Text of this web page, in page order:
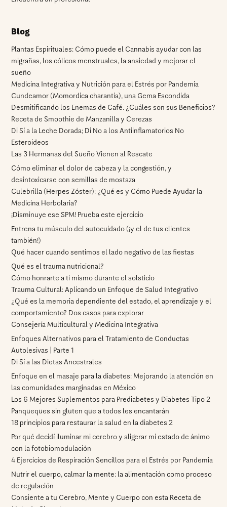
Blog
Plantas Espirituales: Cómo puede el Cannabis ayudar con las
migrañas, los cólicos menstruales, la ansiedad y mejorar el
sueño
Medicina Integrativa y Nutrición para el Estrés por Pandemia
Cundeamor (Momordica charantia), una Gema Escondida
Desmitificando los Enemas de Café. ¿Cuáles son sus Beneficios?
Receta de Smoothie de Manzanilla y Cerezas
Di Sí a la Leche Dorada; Di No a los Antiinflamatorios No
Esteroideos
Las 3 Hermanas del Sueño Vienen al Rescate
Cómo eliminar el dolor de cabeza y la congestión, y
desintoxicarse con semillas de mostaza
Culebrilla (Herpes Zóster): ¿Qué es y Cómo Puede Ayudar la
Medicina Herbolaria?
¡Disminuye ese SPM! Prueba este ejercicio
Entrena tu músculo del autocuidado (¡y el de tus clientes
también!)
Qué hacer cuando sentimos el lado negativo de las fiestas
Qué es el trauma nutricional?
Cómo honrarte a ti mismo durante el solsticio
Trauma Cultural: Aplicando un Enfoque de Salud Integrativo
¿Qué es la memoria dependiente del estado, el aprendizaje y el
comportamiento? Dos casos para explorar
Consejería Multicultural y Medicina Integrativa
Enfoques Alternativos para el Tratamiento de Conductas
Autolesivas | Parte 1
Di Sí a las Dietas Ancestrales
Enfoque en el masaje para la diabetes: Mejorando la atención en
las comunidades marginadas en México
Los 6 Mejores Suplementos para Prediabetes y Diabetes Tipo 2
Panqueques sin gluten que a todos les encantarán
18 principios para restaurar la salud en la diabetes 2
Por qué decidí iluminar mi cerebro y aligerar mi estado de ánimo
con la fotobiomodulación
4 Ejercicios de Respiración Sencillos para el Estrés por Pandemia
Nutrir el cuerpo, calmar la mente: la alimentación como proceso
de regulación
Consiente a tu Cerebro, Mente y Cuerpo con esta Receta de